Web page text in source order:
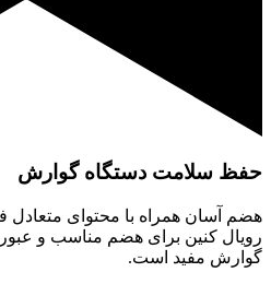
حفظ سلامت دستگاه گوارش
رویال کنین برای هضم مناسب و
گوارش مفید است.